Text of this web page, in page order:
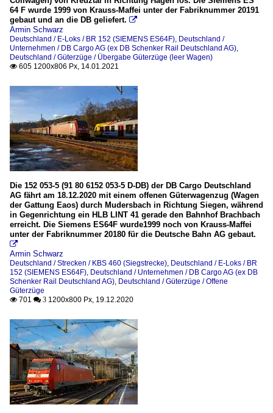
64 F wurde 1999 von Krauss-Maffei unter der Fabriknummer 20191
gebaut und an die DB geliefert. 
Armin Schwarz
Deutschland / E-Loks / BR 152 (SIEMENS ES64F), Deutschland /
Unternehmen / DB Cargo AG (ex DB Schenker Rail Deutschland AG),
Deutschland / Güterzüge / Übergabe Güterzüge (leer Wagen)
 605 1200x806 Px, 14.01.2021
Die 152 053-5 (91 80 6152 053-5 D-DB) der DB Cargo Deutschland
AG fährt am 18.12.2020 mit einem offenen Güterwagenzug (Wagen
der Gattung Eaos) durch Mudersbach in Richtung Siegen, während
in Gegenrichtung ein HLB LINT 41 gerade den Bahnhof Brachbach
erreicht. Die Siemens ES64F wurde1999 noch von Krauss-Maffei
unter der Fabriknummer 20180 für die Deutsche Bahn AG gebaut.

Armin Schwarz
Deutschland / Strecken / KBS 460 (Siegstrecke), Deutschland / E-Loks / BR
152 (SIEMENS ES64F), Deutschland / Unternehmen / DB Cargo AG (ex DB
Schenker Rail Deutschland AG), Deutschland / Güterzüge / Offene
Güterzüge
 701  3 1200x800 Px, 19.12.2020